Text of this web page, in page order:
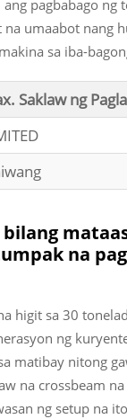
pagbabago ng
umaabot nang
sa iba-
Saklaw ng
bilang
na
higit sa 30
ng
matibay nitong
na crossbeam
ng setup na